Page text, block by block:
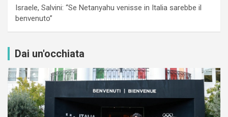
Israele, Salvini: “Se Netanyahu venisse in Italia sarebbe il
benvenuto”
Dai un'occhiata